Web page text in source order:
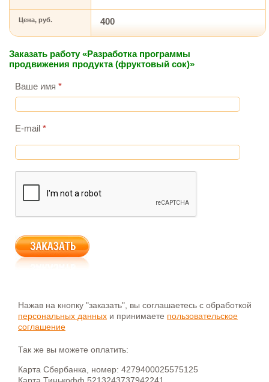
Цена, руб. 400
Заказать работу «Разработка программы
продвижения продукта (фруктовый сок)»
Ваше имя *
E-mail *
Нажав на кнопку "заказать", вы соглашаетесь с обработкой
персональных данных и принимаете пользовательское
соглашение
Так же вы можете оплатить:
Карта Сбербанка, номер: 4279400025575125